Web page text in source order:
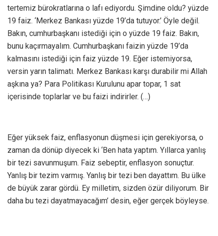
tertemiz bürokratlarına o lafı ediyordu. Şimdine oldu? yüzde
19 faiz. ‘Merkez Bankası yüzde 19’da tutuyor.’ Öyle değil.
Bakın, cumhurbaşkanı istediği için o yüzde 19 faiz. Bakın,
bunu kaçırmayalım. Cumhurbaşkanı faizin yüzde 19’da
kalmasını istediği için faiz yüzde 19. Eğer istemiyorsa,
versin yarın talimatı. Merkez Bankası karşı durabilir mi Allah
aşkına ya? Para Politikası Kurulunu apar topar, 1 sat
içerisinde toplarlar ve bu faizi indirirler. (…)
Eğer yüksek faiz, enflasyonun düşmesi için gerekiyorsa, o
zaman da dönüp diyecek ki ‘Ben hata yaptım. Yıllarca yanlış
bir tezi savunmuşum. Faiz sebeptir, enflasyon sonuçtur.
Yanlış bir tezim varmış. Yanlış bir tezi ben dayattım. Bu ülke
de büyük zarar gördü. Ey milletim, sizden özür diliyorum. Bir
daha bu tezi dayatmayacağım’ desin, eğer gerçek böyleyse.